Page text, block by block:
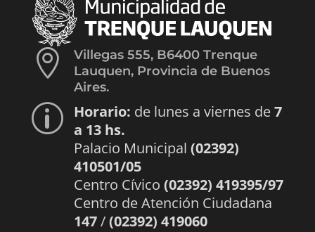

Villegas 555, B6400 Trenque
Lauquen, Provincia de Buenos
Aires.
p Horario: de lunes a viernes de7
a 13 hs.
Palacio Municipal (02392)
410501/05
Centro Cívico (02392) 419395/97
Centro de Atención Ciudadana
147/(02392) 419060